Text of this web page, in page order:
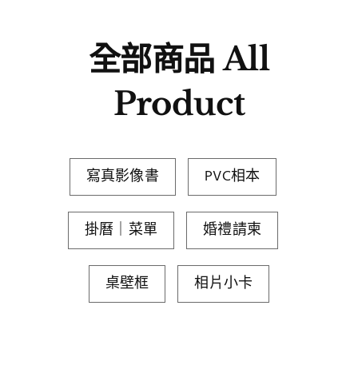
全部商品 All
Product
寫真影像書 PVC相本
掛曆｜菜單 婚禮請柬
桌壁框 相片小卡